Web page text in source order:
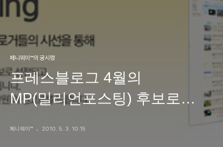
페니웨이™의 궁시렁
프레스블로그 4월의
MP(밀리언포스팅) 후보로
페니웨이™ 2010. 5. 3. 10:15